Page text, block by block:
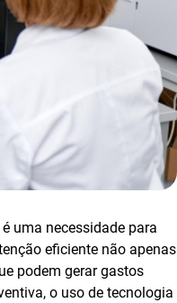
uma necessidade para
eficiente não apenas
podem gerar gastos
o uso de tecnologia